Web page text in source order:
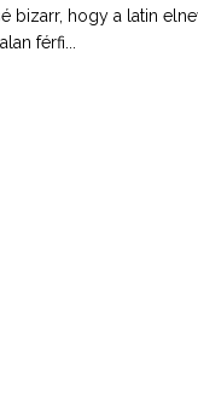
bizarr, hogy a latin
férfi...